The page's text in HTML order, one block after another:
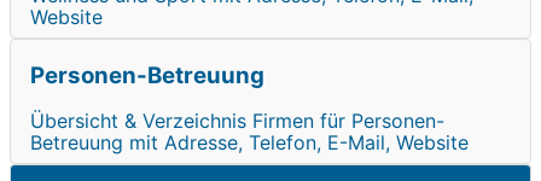
Website
Personen-Betreuung
Übersicht & Verzeichnis Firmen für Personen-
Betreuung mit Adresse, Telefon, E-Mail, Website